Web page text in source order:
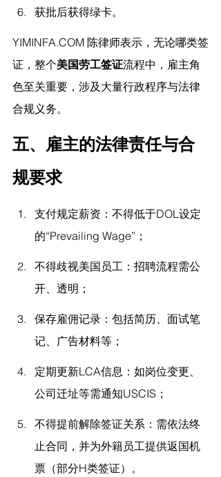
获批后获得绿卡。
YIMINFA.COM 陈律师表示， 无论哪类签
证，整个美国劳工签证流程中，雇主角
色至关重要，涉及大量行政程序与法律
合规义务。
五、雇主的法律责任与合
规要求
支付规定薪资：不得低于DOL设定
的“Prevailing Wage”；
不得歧视美国员工：招聘流程需公
开、透明；
保存雇佣记录：包括简历、面试笔
记、广告材料等；
定期更新LCA信息：如岗位变更、
公司迁址等需通知USCIS；
不得提前解除签证关系：需依法终
止合同，并为外籍员工提供返国机
票（部分H类签证）。